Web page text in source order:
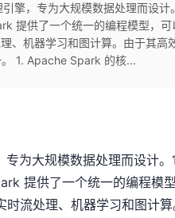
擎，专为大规模数据处理而设计
提供了一个统一的编程模型，
、机器学习和图计算。由于其高
1. Apache Spark 的核...
为大规模数据处理而设计
提供了一个统一的编程模
流处理、机器学习和图计